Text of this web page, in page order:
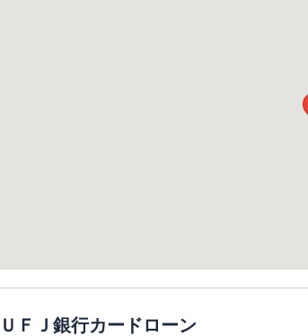
ＦＪ銀行カードローン